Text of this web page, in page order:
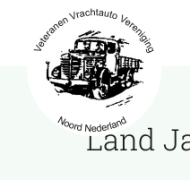
inhoud
Actueel
Land